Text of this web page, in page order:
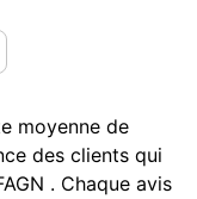
moyenne de
des clients qui
. Chaque avis